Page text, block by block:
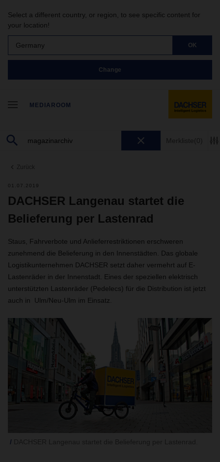
Select a different country, or region, to see specific content for
your location!
Germany OK
Change
MEDIAROOM
Merkliste(0)
Zurück
01.07.2019
DACHSER Langenau startet die
Belieferung per Lastenrad
Staus, Fahrverbote und Anlieferrestriktionen erschweren
zunehmend die Belieferung in den Innenstädten. Das globale
Logistikunternehmen DACHSER setzt daher vermehrt auf E-
Lastenräder in der Innenstadt. Eines der speziellen elektrisch
unterstützten Lastenräder (Pedelecs) für die Distribution ist jetzt
auch in Ulm/Neu-Ulm im Einsatz.